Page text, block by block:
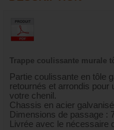
Trappe coulissante murale
Partie coulissante en tôle
retournés et arrondis pour
votre chenil.
Chassis en acier
Dimensions de passage :
Livrée avec le nécessaire